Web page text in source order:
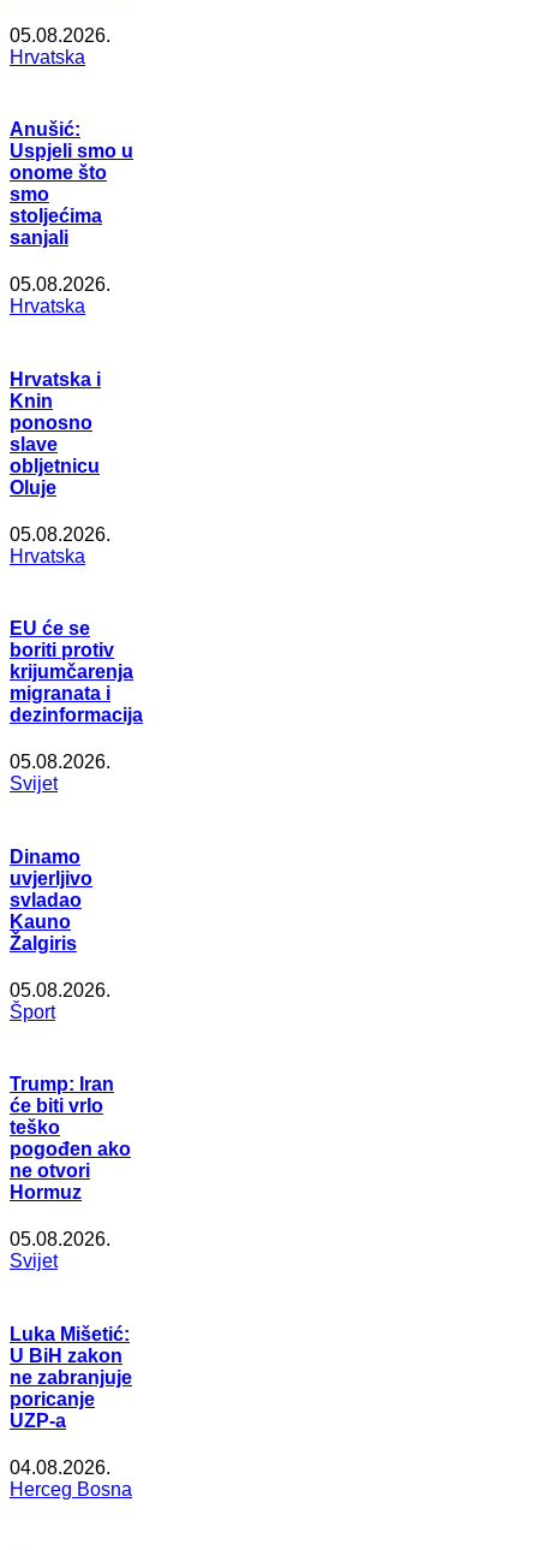
05.08.2026.
Hrvatska
Anušić:
Uspjeli smo u
onome što
smo
stoljećima
sanjali
05.08.2026.
Hrvatska
Hrvatska i
Knin
ponosno
slave
obljetnicu
Oluje
05.08.2026.
Hrvatska
EU će se
boriti protiv
krijumčarenja
migranata i
dezinformacija
05.08.2026.
Svijet
Dinamo
uvjerljivo
svladao
Kauno
Žalgiris
05.08.2026.
Šport
Trump: Iran
će biti vrlo
teško
pogođen ako
ne otvori
Hormuz
05.08.2026.
Svijet
Luka Mišetić:
U BiH zakon
ne zabranjuje
poricanje
UZP-a
04.08.2026.
Herceg Bosna